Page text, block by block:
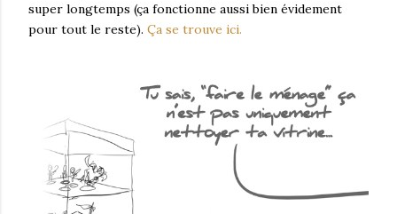
super longtemps (ça fonctionne aussi bien évidement
pour tout le reste). Ça se trouve ici.